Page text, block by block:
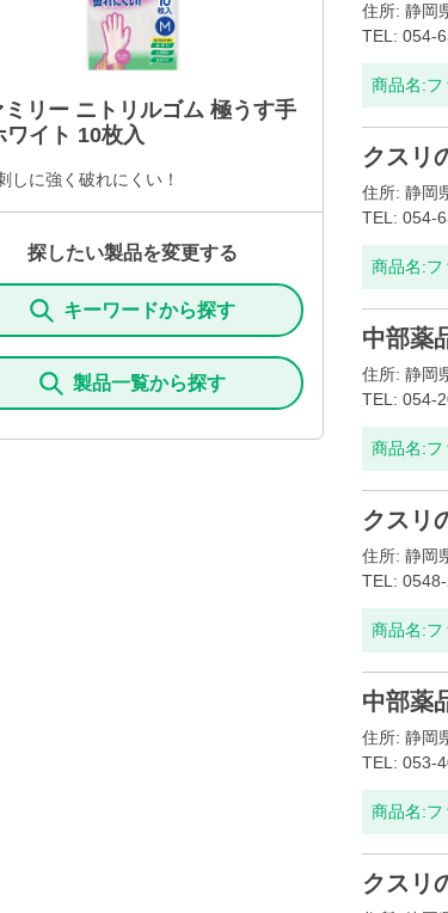
ミリー ニトリルゴム 極うす手
ワイト 10枚入
しに強く破れにくい！
探したい製品を変更する
キーワードから探す
製品一覧から探す
住所: 静岡
TEL: 054-
商品名:フ
クスリ
住所: 静岡
TEL: 054-
商品名:フ
中部薬
住所: 静岡
TEL: 054-
商品名:フ
クスリ
住所: 静岡
TEL:
商品名:フ
中部薬
住所: 静岡
TEL: 053-
商品名:フ
クスリ